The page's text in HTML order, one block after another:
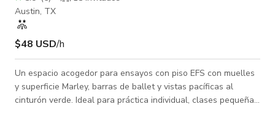
Austin, TX
$48 USD/h
Un espacio acogedor para ensayos con piso EFS con muelles
y superficie Marley, barras de ballet y vistas pacíficas al
cinturón verde. Ideal para práctica individual, clases pequeñas